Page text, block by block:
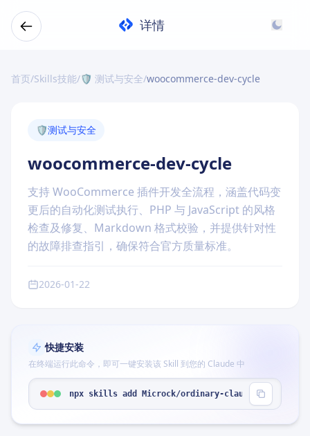
详情
首页/Skills技能/🛡️ 测试与安全/woocommerce-dev-cycle
🛡️测试与安全
woocommerce-dev-cycle
支持 WooCommerce 插件开发全流程，涵盖代码变
更后的自动化测试执行、PHP 与 JavaScript 的风格
检查及修复、Markdown 格式校验，并提供针对性
的故障排查指引，确保符合官方质量标准。
2026-01-22
快捷安装
在终端运行此命令，即可一键安装该 Skill 到您的 Claude 中
npx skills add Microck/ordinary-claude-skills --